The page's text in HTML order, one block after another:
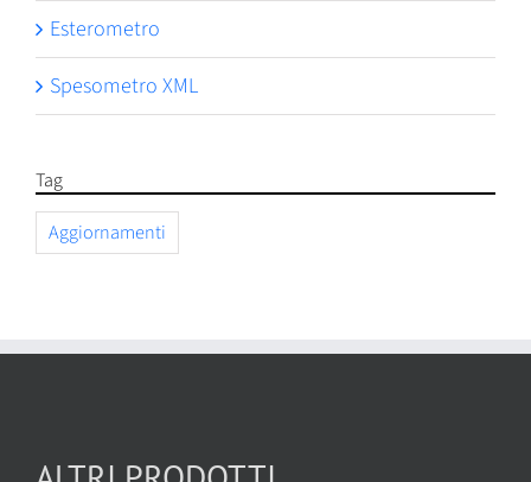
Esterometro
Spesometro XML
Tag
Aggiornamenti